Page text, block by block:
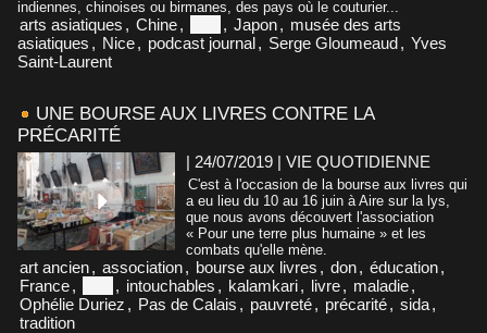
indiennes, chinoises ou birmanes, des pays où le couturier...
arts asiatiques , Chine, , Japon, musée des arts
asiatiques , Nice, podcast journal, Serge Gloumeaud, Yves
Saint-Laurent
UNE BOURSE AUX LIVRES CONTRE LA
PRÉCARITÉ
| 24/07/2019 | VIE QUOTIDIENNE
C'est à l'occasion de la bourse aux livres qui
a eu lieu du 10 au 16 juin à Aire sur la lys,
que nous avons découvert l'association
« Pour une terre plus humaine » et les
combats qu'elle mène.
art ancien, association, bourse aux livres , don, éducation,
France, , intouchables , kalamkari, livre, maladie,
Ophélie Duriez , Pas de Calais , pauvreté, précarité, sida,
tradition